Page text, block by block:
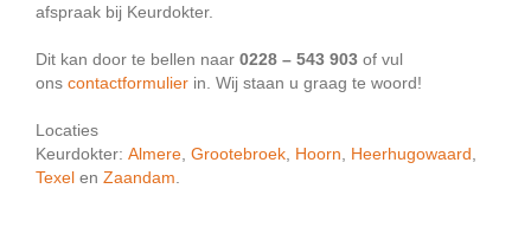
afspraak bij Keurdokter.
Dit kan door te bellen naar 0228 – 543 903of vul
ons contactformulierin. Wij staan u graag te woord!
Locaties
Keurdokter: Almere, Grootebroek, Hoorn, Heerhugowaard,
Texelen Zaandam.